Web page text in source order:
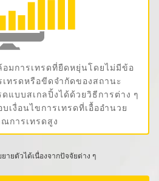
มการเทรดที่ยืดหยุ่นโดยไม่มีข้อ
ทรดหรือขีดจำกัดของสถานะ
แบบสเกลปิ้งได้ด้วยวิธีการต่าง ๆ
เงื่อนไขการเทรดที่เอื้ออำนวย
การเทรดสูง
ายตัวได้เนื่องจากปัจจัยต่าง ๆ